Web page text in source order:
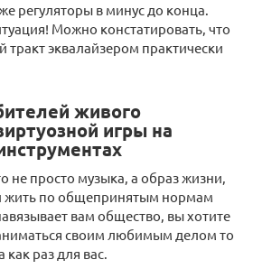
регуляторы в минус до конца.
Можно констатировать, что
тракт эквалайзером практически
живого
игры на
не просто музыка, а образ жизни,
жить по общепринятым нормам
вам общество, вы хотите
своим любимым делом то
раз для вас.